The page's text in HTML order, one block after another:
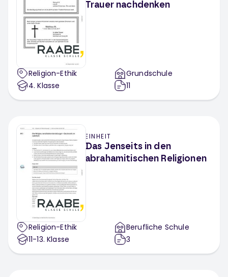
Trauer nachdenken
Religion-Ethik
4. Klasse
Grundschule
11
EINHEIT
Das Jenseits in den
abrahamitischen Religionen
Religion-Ethik
11-13. Klasse
Berufliche Schule
3